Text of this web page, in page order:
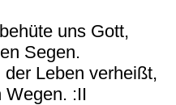
uns Gott,
Segen.
Leben verheißt,
Wegen. :II